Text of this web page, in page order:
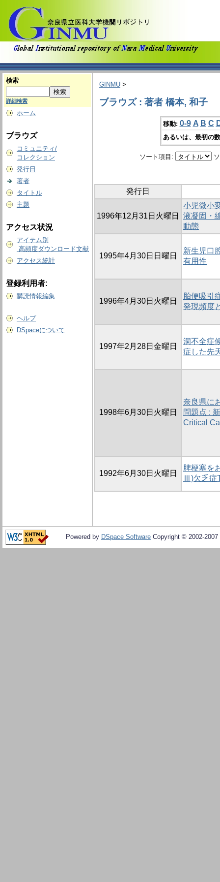
検索
詳細検索
ホーム
ブラウズ
コミュニティ/
コレクション
発行日
著者
タイトル
主題
アクセス状況
アイテム別
高頻度ダウンロード文献
アクセス統計
登録利用者:
購読情報編集
ヘルプ
DSpaceについて
GINMU >
ブラウズ : 著者 橋本, 和子
移動: 0-9 A B C
あるいは、最初の
ソート項目:
発行日
1996年12月31日火曜日
小児微小
液凝固・
動態
1995年4月30日日曜日
新生児口
有用性
1996年4月30日火曜日
胎便吸引
発現頻度
1997年2月28日金曜日
洞不全症
症した先
1998年6月30日火曜日
奈良県に
問題点 :
Critical
1992年6月30日火曜日
脾梗塞を
Ⅲ)欠乏症
Powered by DSpace Software Copyright © 2002-2007